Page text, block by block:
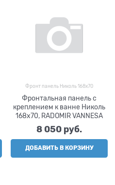
Фронт панель Николь 168х70
Фронтальная панель с
креплением к ванне Николь
168х70, RADOMIR VANNESA
8 050 руб.
ДОБАВИТЬ В КОРЗИНУ